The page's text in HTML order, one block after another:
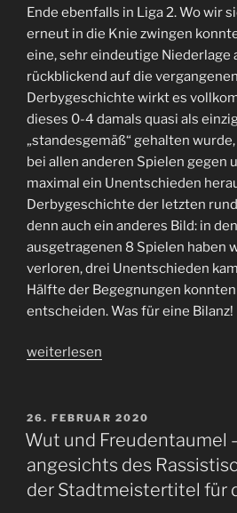
Ende ebenfalls in Liga 2. Wo wir
erneut in die Knie zwingen
eine, sehr eindeutige Niederlage
rückblickend auf die
Derbygeschichte wirkt es
dieses 0-4 damals quasi als
„standesgemäß“ gehalten
bei allen anderen Spielen gegen
maximal ein Unentschieden
Derbygeschichte der letzten
denn auch ein anderes Bild: in
ausgetragenen 8 Spielen haben
verloren, drei Unentschieden
Hälfte der Begegnungen
entscheiden. Was für eine Bilanz!
„Einfach
wieder
glücklich
sein…
Der
#FCSP
weiterlesen
VERÖFFENTLICHT
AM
26. FEBRUAR 2020
Wut und Freudentaumel
angesichts des
der Stadtmeistertitel für